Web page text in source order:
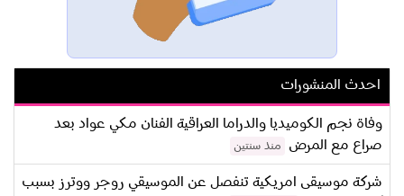
احدث المنشورات
وفاة نجم الكوميديا والدراما العراقية الفنان مكي عواد بعد
صراع مع المرض
منذ سنتين
شركة موسيقى امريكية تنفصل عن الموسيقي روجر ووترز بسبب